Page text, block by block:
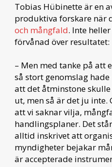
Tobias Hübinette är en
produktiva forskare när
och mångfald. Inte
förvånad över resultatet:
– Men med tanke på att
så stort genomslag
att det åtminstone
ut, men så är det ju
att vi saknar vilja,
handlingsplaner. Det
alltid inskrivet att
myndigheter bejakar
är accepterade